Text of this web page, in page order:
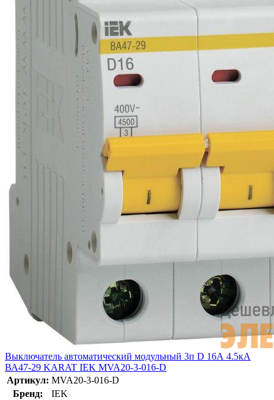
Выключатель автоматический модульный 3п D 16А 4.5кА
ВА47-29 KARAT IEK MVA20-3-016-D
Артикул: MVA20-3-016-D
Бренд:
IEK